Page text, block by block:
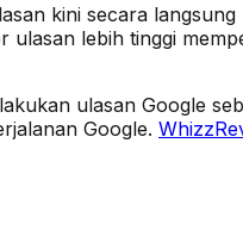
kini secara
lebih tinggi
ulasan Google
Google.